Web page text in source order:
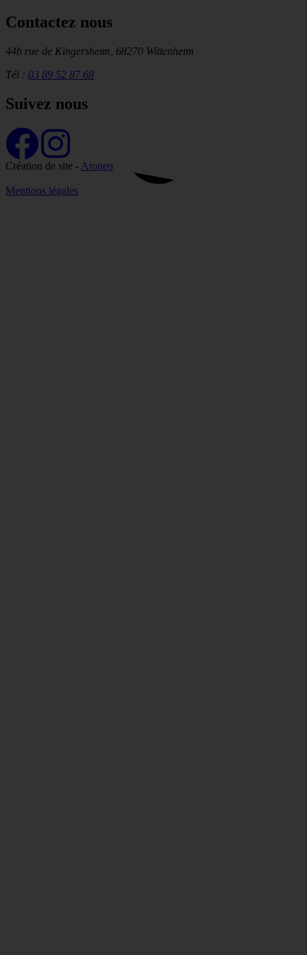
Contactez nous
44b rue de Kingersheim, 68270 Wittenheim
Tél : 03 89 52 87 68
Suivez nous
Création de site - Atoneo
Mentions légales